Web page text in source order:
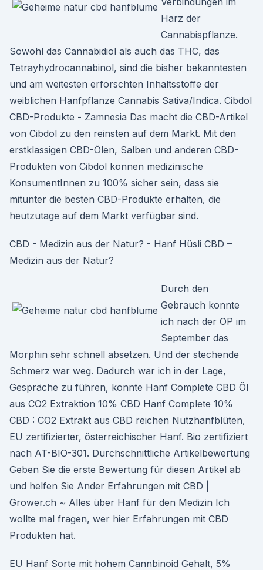
Harz der
Cannabispflanze.
Sowohl das Cannabidiol als auch das THC, das
Tetrayhydrocannabinol, sind die bisher bekanntesten
und am weitesten erforschten Inhaltsstoffe der
weiblichen Hanfpflanze Cannabis Sativa/Indica. Cibdol
CBD-Produkte - Zamnesia Das macht die CBD-Artikel
von Cibdol zu den reinsten auf dem Markt. Mit den
erstklassigen CBD-Ölen, Salben und anderen CBD-
Produkten von Cibdol können medizinische
KonsumentInnen zu 100% sicher sein, dass sie
mitunter die besten CBD-Produkte erhalten, die
heutzutage auf dem Markt verfügbar sind.
CBD - Medizin aus der Natur? - Hanf Hüsli CBD –
Medizin aus der Natur?
Durch den
Gebrauch konnte
ich nach der OP im
September das
Morphin sehr schnell absetzen. Und der stechende
Schmerz war weg. Dadurch war ich in der Lage,
Gespräche zu führen, konnte Hanf Complete CBD Öl
aus CO2 Extraktion 10% CBD Hanf Complete 10%
CBD : CO2 Extrakt aus CBD reichen Nutzhanfblüten,
EU zertifizierter, österreichischer Hanf. Bio zertifiziert
nach AT-BIO-301. Durchschnittliche Artikelbewertung
Geben Sie die erste Bewertung für diesen Artikel ab
und helfen Sie Ander Erfahrungen mit CBD |
Grower.ch ~ Alles über Hanf für den Medizin Ich
wollte mal fragen, wer hier Erfahrungen mit CBD
Produkten hat.
EU Hanf Sorte mit hohem Cannbinoid Gehalt, 5%